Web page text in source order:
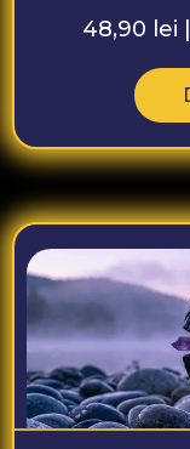
48,90 lei |